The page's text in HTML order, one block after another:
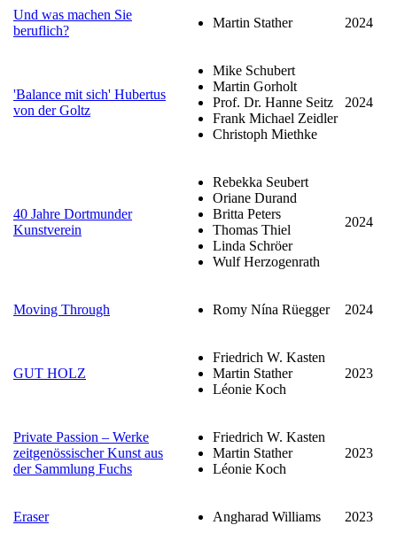
Und was machen Sie
beruflich?
Martin Stather 2024
'Balance mit sich' Hubertus
von der Goltz
Mike Schubert
Martin Gorholt
Prof. Dr. Hanne Seitz
Frank Michael Zeidler
Christoph Miethke
2024
40 Jahre Dortmunder
Kunstverein
Rebekka Seubert
Oriane Durand
Britta Peters
Thomas Thiel
Linda Schröer
Wulf Herzogenrath
2024
Moving Through Romy Nína Rüegger 2024
GUT HOLZ
Friedrich W. Kasten
Martin Stather
Léonie Koch
2023
Private Passion – Werke
zeitgenössischer Kunst aus
der Sammlung Fuchs
Friedrich W. Kasten
Martin Stather
Léonie Koch
2023
Eraser Angharad Williams 2023